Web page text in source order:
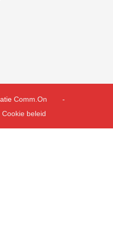
Comm.On
Cookie beleid